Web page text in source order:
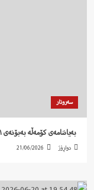
سەروتار
‍ بەیاننامەی کۆمەڵە بەبۆنەی ٣١ی جۆزەردان، ڕۆژی پێشمەرگەی کۆمەڵە
دواڕۆژ 21/06/2026